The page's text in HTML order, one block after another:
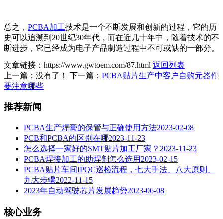
总之， PCBA加工技术是一个不断发展和创新的过程，它的历
史可以追溯到20世纪30年代，而在近几十年中，随着技术的不
断进步，它已经成为电子产品制造过程中不可或缺的一部分。
文章链接：https://www.gwtoem.com/87.html 返回列表
上一篇：没有了！
下一篇： PCBA贴片生产中客户自购元器件
要注意哪些
推荐新闻
PCBA生产焊膏的保管与正确使用方法2023-02-08
PCB和PCBA的区别在哪2023-11-23
怎么选择一家好的SMT贴片加工厂家？ 2023-11-23
PCBA焊接加工的助焊剂怎么选用 2023-02-15
PCBA贴片车间IPQC巡检流程，七大手法、八大原则、
九大步骤2022-11-15
2023年自动驾驶芯片发展趋势2023-06-08
核心业务